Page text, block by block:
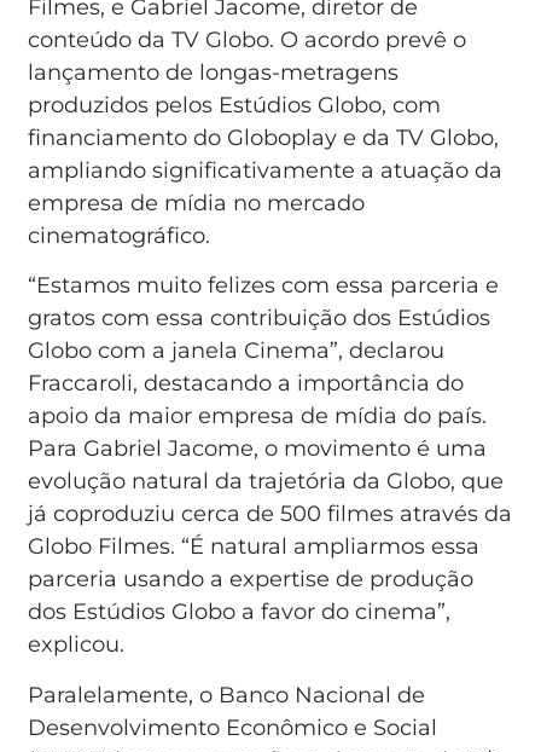
Filmes, e Gabriel Jacome, diretor de
conteúdo da TV Globo. O acordo prevê o
lançamento de longas-metragens
produzidos pelos Estúdios Globo, com
financiamento do Globoplay e da TV Globo,
ampliando significativamente a atuação da
empresa de mídia no mercado
cinematográfico.
“Estamos muito felizes com essa parceria e
gratos com essa contribuição dos Estúdios
Globo com a janela Cinema”, declarou
Fraccaroli, destacando a importância do
apoio da maior empresa de mídia do país.
Para Gabriel Jacome, o movimento é uma
evolução natural da trajetória da Globo, que
já coproduziu cerca de 500 filmes através da
Globo Filmes. “É natural ampliarmos essa
parceria usando a expertise de produção
dos Estúdios Globo a favor do cinema”,
explicou.
Paralelamente, o Banco Nacional de
Desenvolvimento Econômico e Social